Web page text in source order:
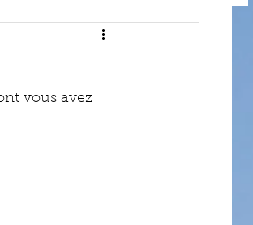
vous avez